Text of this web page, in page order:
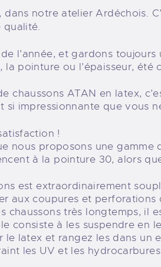
dans notre atelier Ardéchois.
qualité.
l’année, et gardons
pointure ou l’épaisseur, été
chaussons ATAN en latex,
si impressionnante que vous
!
nous proposons une gamme
à la pointure 30, alors
est extraordinairement
aux coupures et perforations
chaussons très longtemps, il
consiste à les suspendre en
le latex et rangez les dans un
les UV et les